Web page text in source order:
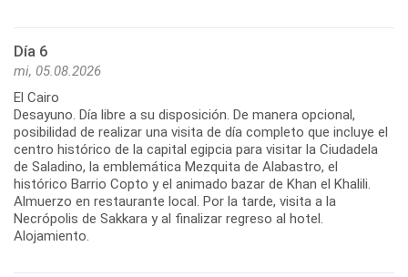
Día 6
mi, 05.08.2026
El Cairo
Desayuno. Día libre a su disposición. De manera opcional,
posibilidad de realizar una visita de día completo que incluye el
centro histórico de la capital egipcia para visitar la Ciudadela
de Saladino, la emblemática Mezquita de Alabastro, el
histórico Barrio Copto y el animado bazar de Khan el Khalili.
Almuerzo en restaurante local. Por la tarde, visita a la
Necrópolis de Sakkara y al finalizar regreso al hotel.
Alojamiento.